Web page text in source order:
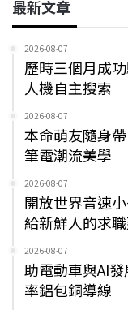
最新文章
2026-08-07
歷時三個月成
人機自主搜索
2026-08-07
本命萌友隨身
筆電潮流美學
2026-08-07
開放世界音速
給新鮮人的求
2026-08-07
助電動車與AI
率鋁包銅導線